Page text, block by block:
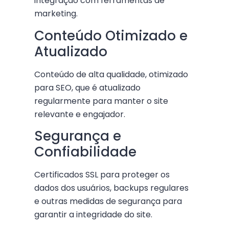
marketing.
Conteúdo Otimizado e
Atualizado
Conteúdo de alta qualidade, otimizado
para SEO, que é atualizado
regularmente para manter o site
relevante e engajador.
Segurança e
Confiabilidade
Certificados SSL para proteger os
dados dos usuários, backups regulares
e outras medidas de segurança para
garantir a integridade do site.